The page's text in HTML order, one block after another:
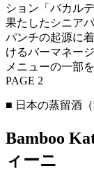
ション「バカル
果たしたシニア
パンチの起源に
けるバーマネー
メニューの一部
PAGE 2
■ 日本の蒸留酒
Bamboo
ィーニ